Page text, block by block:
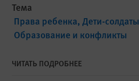
Тема
Права ребенка Дети-солдаты
Образование и конфликты
ЧИТАТЬ ПОДРОБНЕЕ